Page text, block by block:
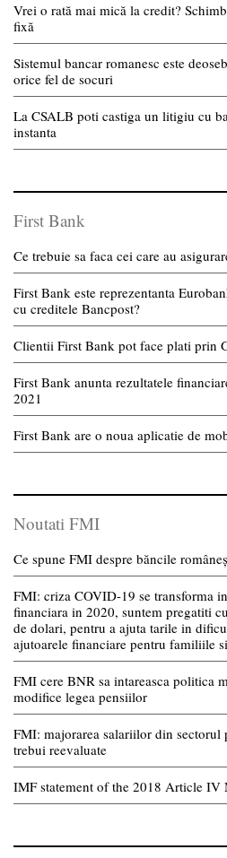
Vrei o rată mai mică la credit?
fixă
Sistemul bancar romanesc este
orice fel de socuri
La CSALB poti castiga un litigiu cu
instanta
First Bank
Ce trebuie sa faca cei care au
First Bank este reprezentanta
cu creditele Bancpost?
Clientii First Bank pot face plati prin
First Bank anunta rezultatele
2021
First Bank are o noua aplicatie de
Noutati FMI
Ce spune FMI despre băncile
FMI: criza COVID-19 se transforma
financiara in 2020, suntem pregatiti
de dolari, pentru a ajuta tarile in
ajutoarele financiare pentru familiile
FMI cere BNR sa intareasca politica
modifice legea pensiilor
FMI: majorarea salariilor din
trebui reevaluate
IMF statement of the 2018 Article IV